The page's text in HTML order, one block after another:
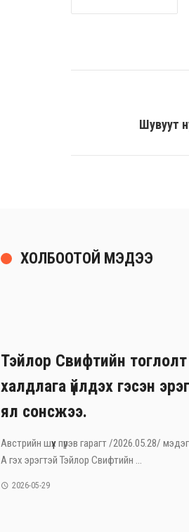
Шувуут
ХОЛБООТОЙ МЭДЭЭ
Тэйлор Свифтийн
халдлага үйлдэх гэсэн
ял сонсжээ.
Австрийн шүүх пүрэв гарагт /2026.05.28/
А гэх эрэгтэй Тэйлор Свифтийн ...
2026-05-29